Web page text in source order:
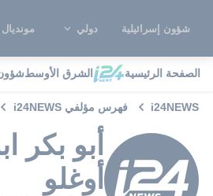
شؤون إسرائيلية دولي مونديال
الصفحة الرئيسية الشرق الأوسطشؤون
i24NEWS فهرس مؤلفي i24NEWS
أبو بكر
أوغلو